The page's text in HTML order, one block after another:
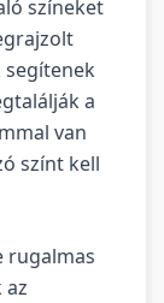
színeket
a
van
színt kell
rugalmas
az